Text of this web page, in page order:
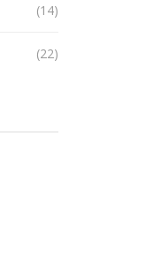
(14)
(22)